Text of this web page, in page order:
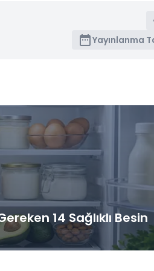
Yayınlanma
14 Sağlıklı Besin